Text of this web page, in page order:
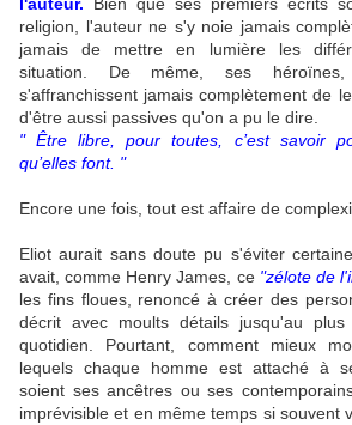
religion, l'auteur ne s'y noie jamais
jamais de mettre en lumière les
situation. De même, ses
s'affranchissent jamais complètement de
d'être aussi passives qu'on a pu le dire.
" Être libre, pour toutes, c’est savoir
qu’elles font. "
Encore une fois, tout est affaire de
Eliot aurait sans doute pu s'éviter
avait, comme Henry James, ce "zélote de
les fins floues, renoncé à créer des
décrit avec moults détails jusqu'au
quotidien. Pourtant, comment mieux
lequels chaque homme est attaché à
soient ses ancêtres ou ses
imprévisible et en même temps si souvent